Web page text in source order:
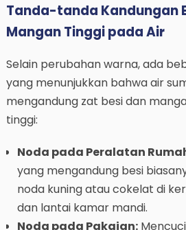
Tanda-tanda Kandungan
Mangan Tinggi pada Air
Selain perubahan warna, ada
yang menunjukkan bahwa air
mengandung zat besi dan
tinggi:
Noda pada Peralatan
yang mengandung besi
noda kuning atau cokelat di
dan lantai kamar mandi.
Noda pada Pakaian: